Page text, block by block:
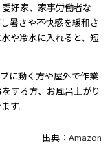
好家、家事労働者な
暑さや不快感を緩和さ
や冷水に入れると、短
に動く方や屋外で作業
する方、お風呂上がり
す。
出典： Amazon